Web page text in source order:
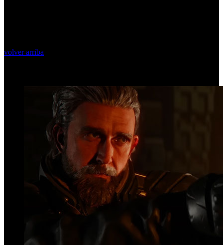
volver arriba